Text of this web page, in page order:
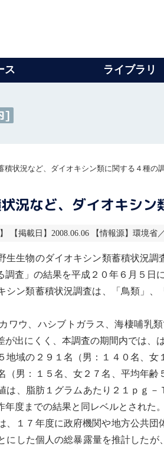
ス ライブラリ
]
積状況など、ダイオキシン類に関する４種の
況など、ダイオキシ
】 【掲載日】2008.06.06 【情報源】環境省
生生物のダイオキシン類蓄積状況調
調査」の結果を平成２０年６月５日
シン類蓄積状況調査は、「 鳥類 」、
ワウ、 ハシブトガラス 、海棲哺乳類
出にくく、本調査の期間内では、
域の２９１名（男：１４０名、女
（男：１５名、女２７名、平均年齢
は、脂肪１グラムあたり２１ｐｇ
年度までの結果と同レベルとされた。
１７年度に政府機関や地方公共団
にした個人の総暴露量を推計した